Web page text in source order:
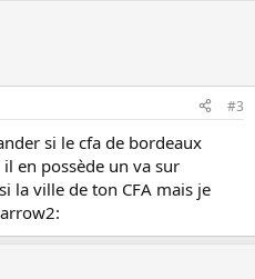
#3
si le cfa de bordeaux
en possède un va sur
la ville de ton CFA mais je